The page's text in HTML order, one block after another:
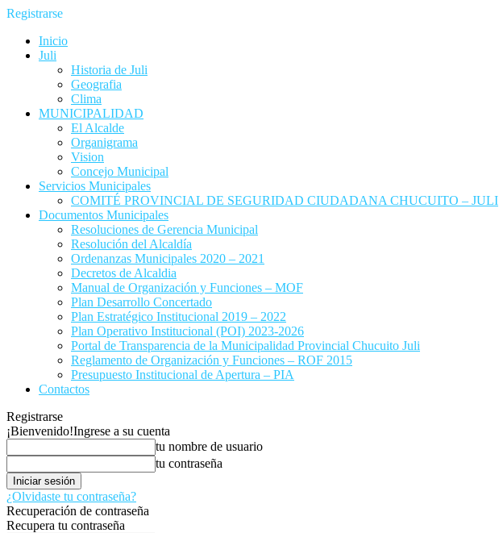
Registrarse
Inicio
Juli
Historia de Juli
Geografia
Clima
MUNICIPALIDAD
El Alcalde
Organigrama
Vision
Concejo Municipal
Servicios Municipales
COMITÉ PROVINCIAL DE SEGURIDAD CIUDADANA CHUCUITO – JULI
Documentos Municipales
Resoluciones de Gerencia Municipal
Resolución del Alcaldía
Ordenanzas Municipales 2020 – 2021
Decretos de Alcaldia
Manual de Organización y Funciones – MOF
Plan Desarrollo Concertado
Plan Estratégico Institucional 2019 – 2022
Plan Operativo Institucional (POI) 2023-2026
Portal de Transparencia de la Municipalidad Provincial Chucuito Juli
Reglamento de Organización y Funciones – ROF 2015
Presupuesto Institucional de Apertura – PIA
Contactos
Registrarse
¡Bienvenido!Ingrese a su cuenta
tu nombre de usuario
tu contraseña
¿Olvidaste tu contraseña?
Recuperación de contraseña
Recupera tu contraseña